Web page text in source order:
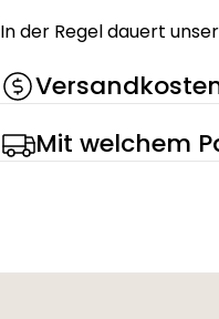
In der Regel dauert
Mit welchem